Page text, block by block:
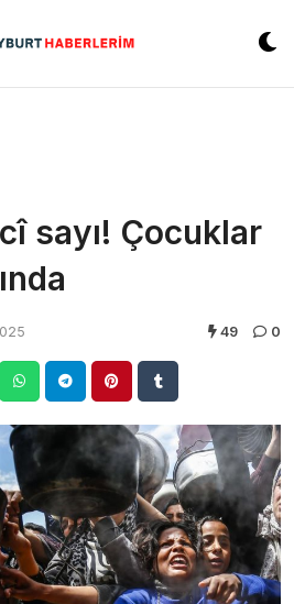
sayı! Çocuklar
49 0